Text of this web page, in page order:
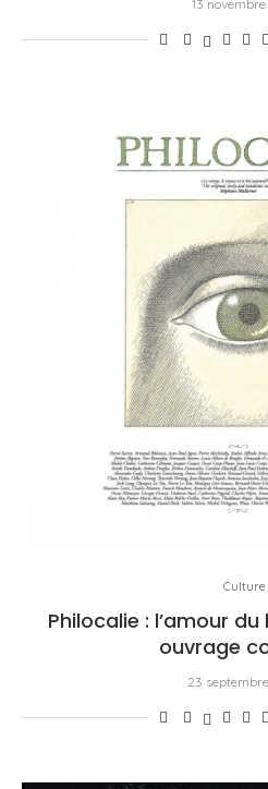
13 novembre
Culture
Philocalie : l’amour
ouvrage
23